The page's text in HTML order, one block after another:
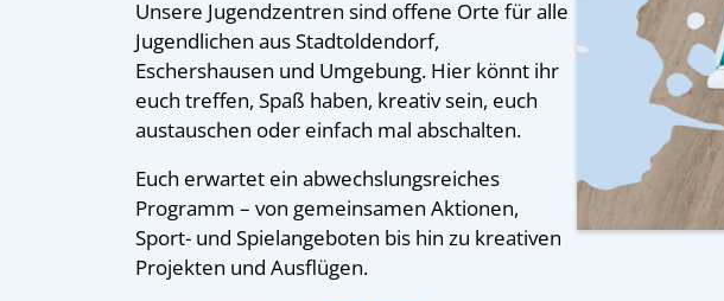
Unsere Jugendzentren sind offene Orte für alle
Jugendlichen aus Stadtoldendorf,
Eschershausen und Umgebung. Hier könnt ihr
euch treffen, Spaß haben, kreativ sein, euch
austauschen oder einfach mal abschalten.
Euch erwartet ein abwechslungsreiches
Programm – von gemeinsamen Aktionen,
Sport- und Spielangeboten bis hin zu kreativen
Projekten und Ausflügen.